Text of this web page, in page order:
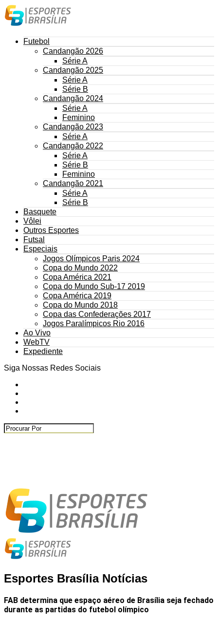
Futebol
Candangão 2026
Série A
Candangão 2025
Série A
Série B
Candangão 2024
Série A
Feminino
Candangão 2023
Série A
Candangão 2022
Série A
Série B
Feminino
Candangão 2021
Série A
Série B
Basquete
Vôlei
Outros Esportes
Futsal
Especiais
Jogos Olímpicos Paris 2024
Copa do Mundo 2022
Copa América 2021
Copa do Mundo Sub-17 2019
Copa América 2019
Copa do Mundo 2018
Copa das Confederações 2017
Jogos Paralímpicos Rio 2016
Ao Vivo
WebTV
Expediente
Siga Nossas Redes Sociais
Esportes Brasília Notícias
FAB determina que espaço aéreo de Brasília seja fechado
durante as partidas do futebol olímpico